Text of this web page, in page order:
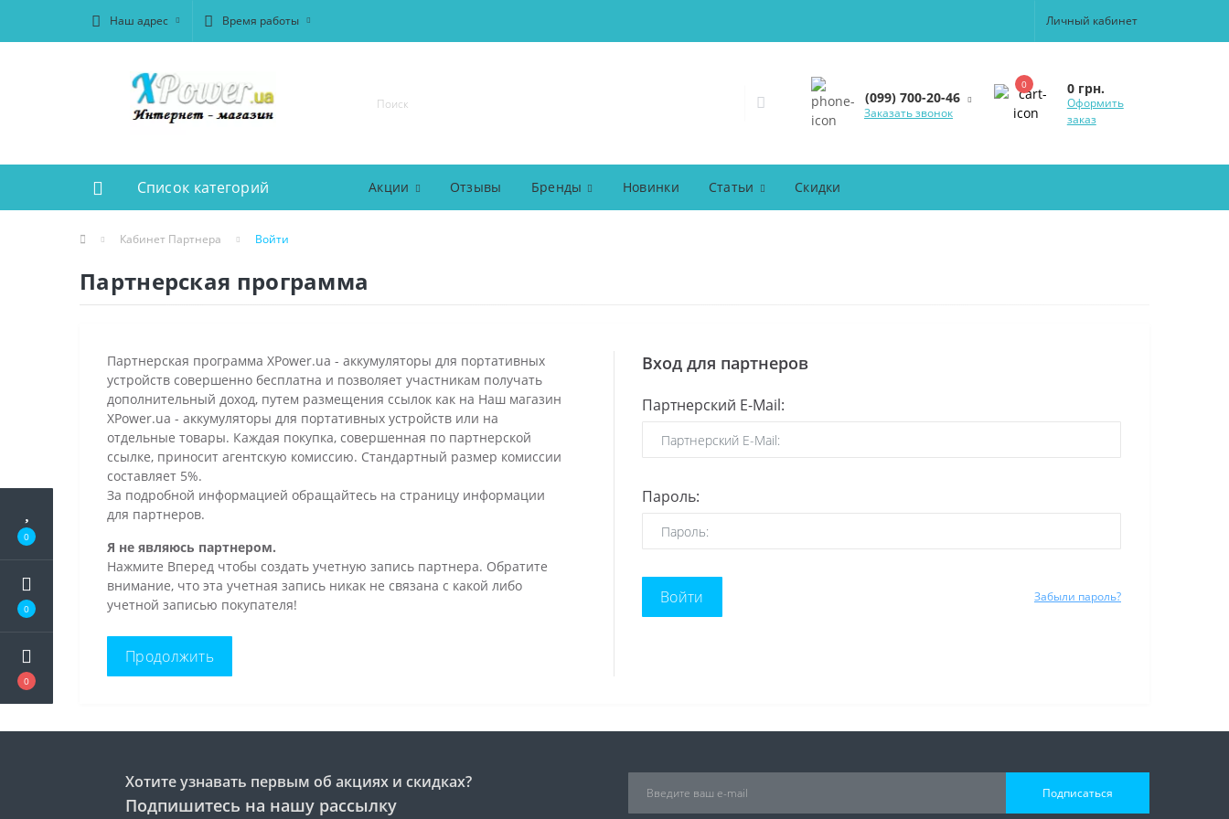
0
0
0
Наш адрес Время работы Личный кабинет
(099) 700-20-46
Заказать звонок
0 0 грн.
Оформить
заказ
Список категорий Акции Отзывы Бренды Новинки Статьи Скидки
Кабинет Партнера Войти
Партнерская программа
Партнерская программа XPower.ua - аккумуляторы для портативных
устройств совершенно бесплатна и позволяет участникам получать
дополнительный доход, путем размещения ссылок как на Наш магазин
XPower.ua - аккумуляторы для портативных устройств или на
отдельные товары. Каждая покупка, совершенная по партнерской
ссылке, приносит агентскую комиссию. Стандартный размер комиссии
составляет 5%.
За подробной информацией обращайтесь на страницу информации
для партнеров.
Я не являюсь партнером.
Нажмите Вперед чтобы создать учетную запись партнера. Обратите
внимание, что эта учетная запись никак не связана с какой либо
учетной записью покупателя!
Продолжить
Вход для партнеров
Партнерский E-Mail:
Пароль:
Забыли пароль?
Хотите узнавать первым об акциях и скидках?
Подпишитесь на нашу рассылку
Подписаться